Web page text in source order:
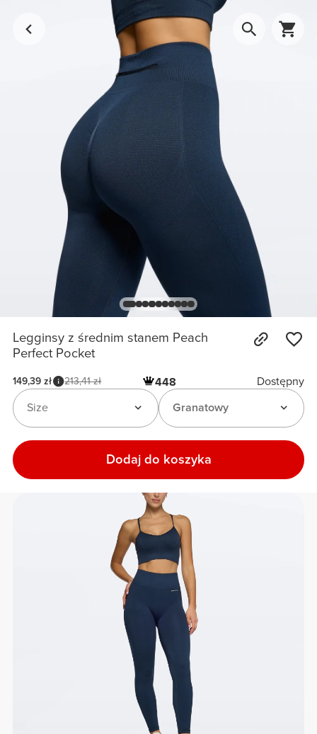
Legginsy z średnim stanem Peach
Perfect Pocket
149,39 zł 213,41 zł 448
Dostępny
Granatowy
Size
Dodaj do koszyka